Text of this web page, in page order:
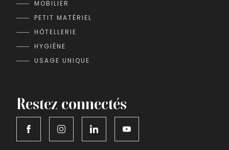
MOBILIER
PETIT MATÉRIEL
HÔTELLERIE
HYGIÈNE
USAGE UNIQUE
Restez connectés